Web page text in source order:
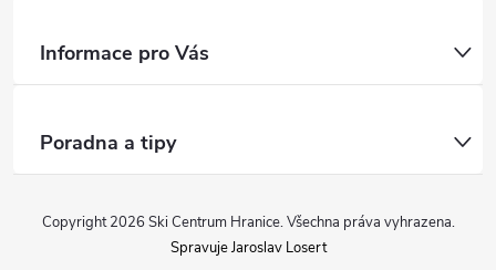
Informace pro Vás
Poradna a tipy
Copyright 2026 Ski Centrum Hranice. Všechna práva vyhrazena.
Spravuje Jaroslav Losert